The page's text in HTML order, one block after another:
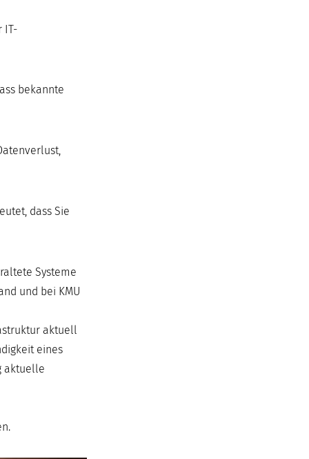
IT-
bekannte
dass Sie
Systeme
und bei KMU
aktuell
eines
aktuelle